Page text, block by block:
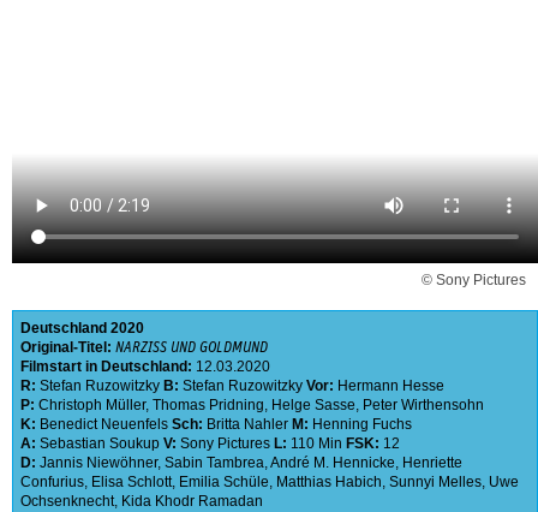
© Sony Pictures
Deutschland 2020
Original-Titel: NARZISS UND GOLDMUND
Filmstart in Deutschland: 12.03.2020
R: Stefan Ruzowitzky B: Stefan Ruzowitzky Vor: Hermann Hesse
P: Christoph Müller, Thomas Pridning, Helge Sasse, Peter Wirthensohn
K: Benedict Neuenfels Sch: Britta Nahler M: Henning Fuchs
A: Sebastian Soukup V: Sony Pictures L: 110 Min FSK: 12
D: Jannis Niewöhner, Sabin Tambrea,André M. Hennicke, Henriette
Confurius, Elisa Schlott, Emilia Schüle, Matthias Habich, Sunnyi Melles, Uwe
Ochsenknecht, Kida Khodr Ramadan